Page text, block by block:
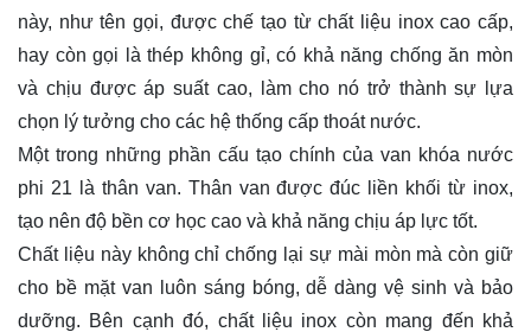
này, như tên gọi, được chế tạo từ chất liệu inox cao cấp,
hay còn gọi là thép không gỉ, có khả năng chống ăn mòn
và chịu được áp suất cao, làm cho nó trở thành sự lựa
chọn lý tưởng cho các hệ thống cấp thoát nước.
Một trong những phần cấu tạo chính của van khóa nước
phi 21 là thân van. Thân van được đúc liền khối từ inox,
tạo nên độ bền cơ học cao và khả năng chịu áp lực tốt.
Chất liệu này không chỉ chống lại sự mài mòn mà còn giữ
cho bề mặt van luôn sáng bóng, dễ dàng vệ sinh và bảo
dưỡng. Bên cạnh đó, chất liệu inox còn mang đến khả